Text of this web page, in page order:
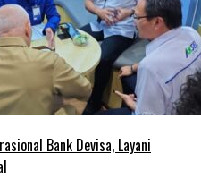
Bank Devisa, Layani